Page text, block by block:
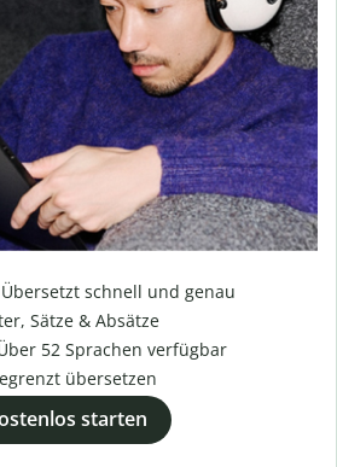
Übersetzt schnell und genau
Sätze & Absätze
52 Sprachen verfügbar
übersetzen
starten